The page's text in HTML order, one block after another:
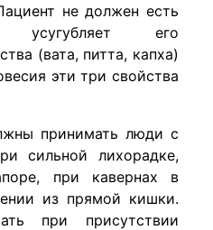
не должен есть
его
(вата, питта, капха)
эти три свойства
принимать люди с
сильной лихорадке,
при кавернах в
из прямой кишки.
при присутствии